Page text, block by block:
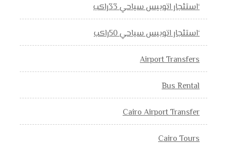
‘استئجار اتوبيس سياحي 33راكب
‘استئجار اتوبيس سياحي 50راكب
Airport Transfers
Bus Rental
Cairo Airport Transfer
Cairo Tours